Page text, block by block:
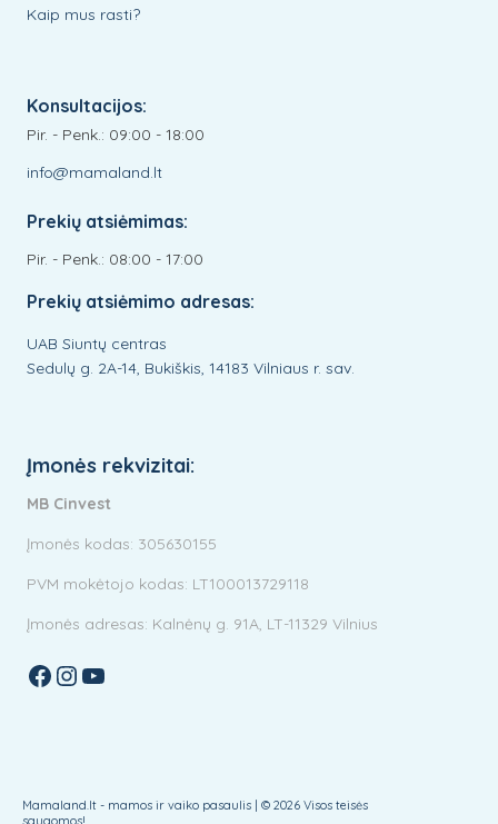
Kaip mus rasti?
Konsultacijos:
Pir. - Penk.: 09:00 - 18:00
info@mamaland.lt
Prekių atsiėmimas:
Pir. - Penk.: 08:00 - 17:00
Prekių atsiėmimo adresas:
UAB Siuntų centras
Sedulų g. 2A-14, Bukiškis, 14183 Vilniaus r. sav.
Įmonės rekvizitai:
MB Cinvest
Įmonės kodas: 305630155
PVM mokėtojo kodas: LT100013729118
Įmonės adresas: Kalnėnų g. 91A, LT-11329 Vilnius
Facebook InstagramYouTube
Mamaland.lt - mamos ir vaiko pasaulis | © 2026 Visos teisės
saugomos!